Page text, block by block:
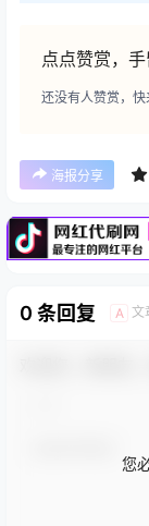
点点赞赏，
还没有人赞赏，快
海报分享
广告
0 条回复 A 文
您